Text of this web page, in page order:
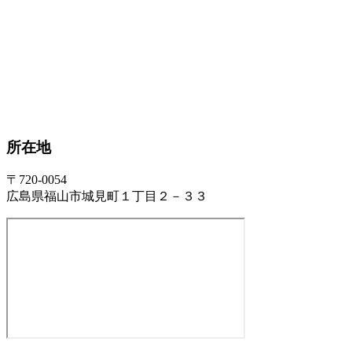
所在地
〒720-0054
広島県福山市城見町１丁目２－３３